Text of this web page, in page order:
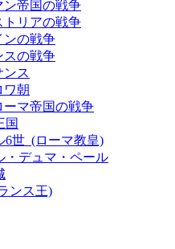
ン帝国の戦争
トリアの戦争
ンの戦争
スの戦争
ンス
ワ朝
ーマ帝国の戦争
国
6世_(ローマ教皇)
・デュマ・ペール
ンス王)